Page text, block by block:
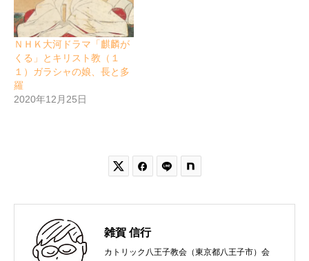
ＮＨＫ大河ドラマ「麒麟が
くる」とキリスト教（１
１）ガラシャの娘、長と多
羅
2020年12月25日
 
雑賀 信行
カトリック八王子教会（東京都八王子市）会